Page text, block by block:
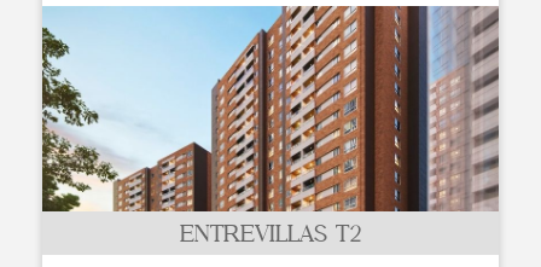
ENTREVILLAS T2